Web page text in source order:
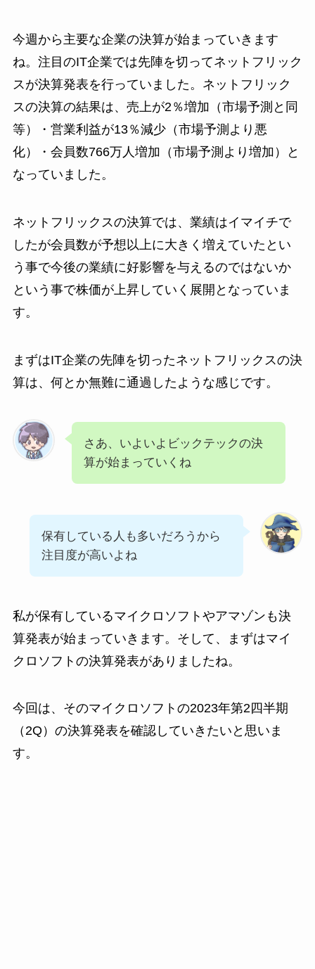
今週から主要な企業の決算が始まっていきます
ね。注目のIT企業では先陣を切ってネットフリック
スが決算発表を行っていました。ネットフリック
スの決算の結果は、売上が2％増加（市場予測と同
等）・営業利益が13％減少（市場予測より悪
化）・会員数766万人増加（市場予測より増加）と
なっていました。
ネットフリックスの決算では、業績はイマイチで
したが会員数が予想以上に大きく増えていたとい
う事で今後の業績に好影響を与えるのではないか
という事で株価が上昇していく展開となっていま
す。
まずはIT企業の先陣を切ったネットフリックスの決
算は、何とか無難に通過したような感じです。
さあ、いよいよビックテックの決
算が始まっていくね
保有している人も多いだろうから
注目度が高いよね
私が保有しているマイクロソフトやアマゾンも決
算発表が始まっていきます。そして、まずはマイ
クロソフトの決算発表がありましたね。
今回は、そのマイクロソフトの2023年第2四半期
（2Q）の決算発表を確認していきたいと思いま
す。